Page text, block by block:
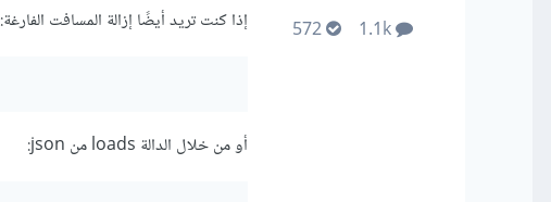
1.1k
572 إذا كنت تريد أيضًا إزالة المسافت الفارغة:
أو من خلال الدالة loads من json: